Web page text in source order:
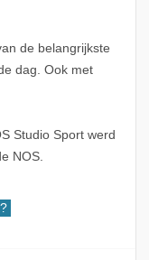
de belangrijkste
dag. Ook met
Studio Sport werd
NOS.